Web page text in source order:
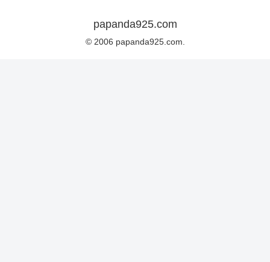
papanda925.com
© 2006 papanda925.com.